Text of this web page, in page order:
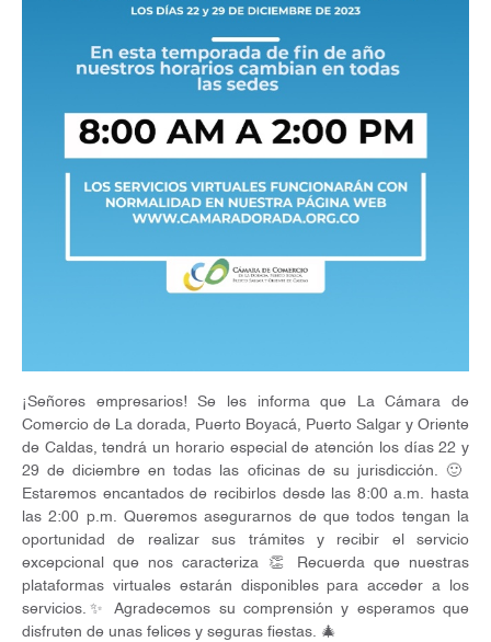
¡Señores empresarios! Se les informa que La Cámara de
Comercio de La dorada, Puerto Boyacá, Puerto Salgar y Oriente
de Caldas, tendrá un horario especial de atención los días 22 y
29 de diciembre en todas las oficinas de su jurisdicción. 🙂
Estaremos encantados de recibirlos desde las 8:00 a.m. hasta
las 2:00 p.m. Queremos asegurarnos de que todos tengan la
oportunidad de realizar sus trámites y recibir el servicio
excepcional que nos caracteriza 👏 Recuerda que nuestras
plataformas virtuales estarán disponibles para acceder a los
servicios.✨ Agradecemos su comprensión y esperamos que
disfruten de unas felices y seguras fiestas. 🎄